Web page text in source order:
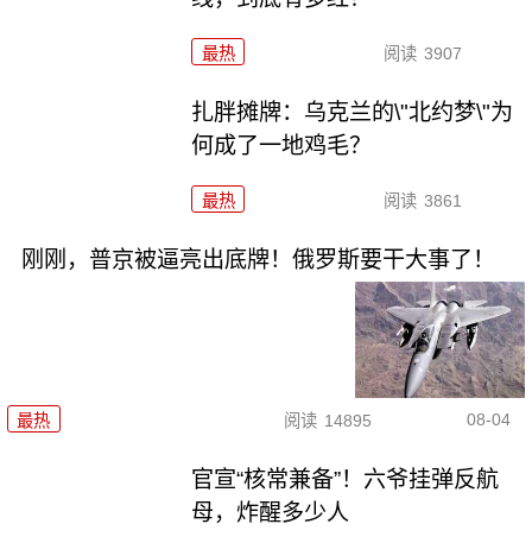
最热 阅读 3907
扎胖摊牌：乌克兰的\"北约梦\"为
何成了一地鸡毛？
最热 阅读 3861
刚刚，普京被逼亮出底牌！俄罗斯要干大事了！
最热 阅读 14895 08-04
官宣“核常兼备”！六爷挂弹反航
母，炸醒多少人